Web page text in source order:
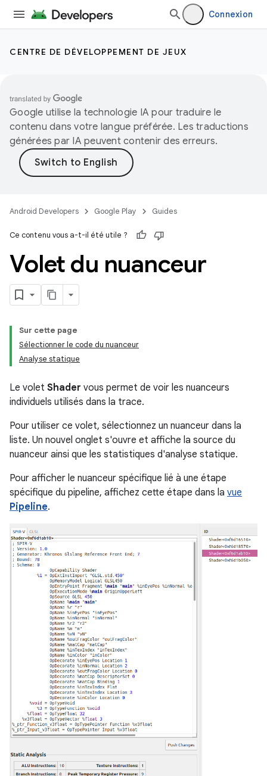
Connexion
CENTRE DE DÉVELOPPEMENT DE JEUX
Google utilise la technologie IA pour traduire le
contenu dans votre langue préférée. Les traductions
générées par IA peuvent contenir des erreurs.
Android Developers Google Play Guides
Ce contenu vous a-t-il été utile ?
Volet du nuanceur
Sur cette page
Sélectionner le code du nuanceur
Analyse statique
Le volet Shader vous permet de voir les nuanceurs
individuels utilisés dans la trace.
Pour utiliser ce volet, sélectionnez un nuanceur dans la
liste. Un nouvel onglet s'ouvre et affiche la source du
nuanceur ainsi que les statistiques d'analyse statique.
Pour afficher le nuanceur spécifique lié à une étape
spécifique du pipeline, affichez cette étape dans la vue
Pipeline.